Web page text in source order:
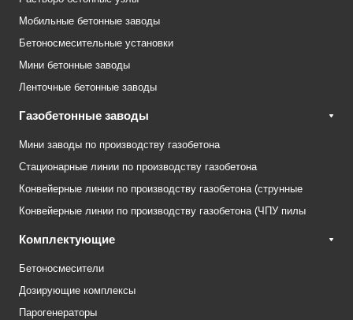
Мобильные бетонные заводы
Бетоносмесительные установки
Мини бетонные заводы
Ленточные бетонные заводы
Газобетонные заводы
Мини заводы по производству газобетона
Стационарные линии по производству газобетона
Конвейерные линии по производству газобетона (струнные
Конвейерные линии по производству газобетона (ЧПУ пилы
Комплектующие
Бетоносмесители
Дозирующие комплексы
Парогенераторы